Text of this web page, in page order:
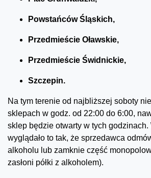
Powstańców Śląskich,
Przedmieście Oławskie,
Przedmieście Świdnickie,
Szczepin.
Na tym terenie od najbliższej soboty
sklepach w godz. od 22:00 do 6:00,
sklep będzie otwarty w tych
wyglądało to tak, że sprzedawca
alkoholu lub zamknie część
zasłoni półki z alkoholem).